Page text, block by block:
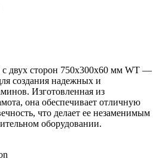
двух сторон 750x300x60 мм WT —
создания надежных и
Изготовленная из
она обеспечивает отличную
что делает ее незаменимым
оборудовании.